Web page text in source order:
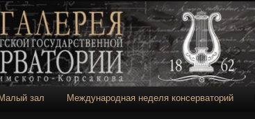
содержимому
зал Международная неделя консерваторий